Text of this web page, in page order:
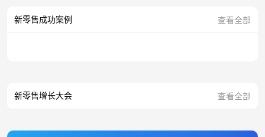
新零售成功案例 查看全部
新零售增长大会 查看全部